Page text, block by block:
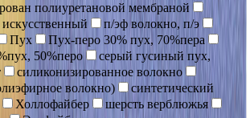
полиуретановой мембраной
п/эф волокно, п/э
Пух
Пух-перо 30% пух, 70%пера
50%перо
серый гусиный пух,
силиконизированное волокно
волокно)
синтетический
Холлофайбер
шерсть верблюжья